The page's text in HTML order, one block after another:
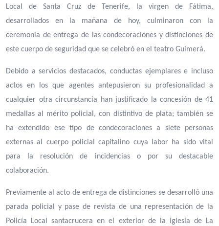
Local de Santa Cruz de Tenerife, la virgen de Fátima,
desarrollados en la mañana de hoy, culminaron con la
ceremonia de entrega de las condecoraciones y distinciones de
este cuerpo de seguridad que se celebró en el teatro Guimerá.
Debido a servicios destacados, conductas ejemplares e incluso
actos en los que agentes antepusieron su profesionalidad a
cualquier otra circunstancia han justificado la concesión de 41
medallas al mérito policial, con distintivo de plata; también se
ha extendido ese tipo de condecoraciones a siete personas
externas al cuerpo policial capitalino cuya labor ha sido vital
para la resolución de incidencias o por su destacable
colaboración.
Previamente al acto de entrega de distinciones se desarrolló una
parada policial y pase de revista de una representación de la
Policía Local santacrucera en el exterior de la iglesia de La